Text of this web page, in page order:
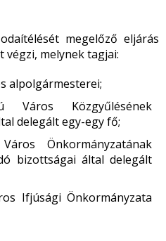
megelőző eljárás
melynek tagjai:
alpolgármesterei;
Közgyűlésének
delegált egy-egy fő;
Önkormányzatának
bizottságai által delegált
Ifjúsági Önkormányzata